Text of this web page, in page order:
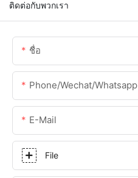
ติดต่อกับพวกเรา
ชื่อ
Phone/Wechat/Whatsapp
E-Mail
File